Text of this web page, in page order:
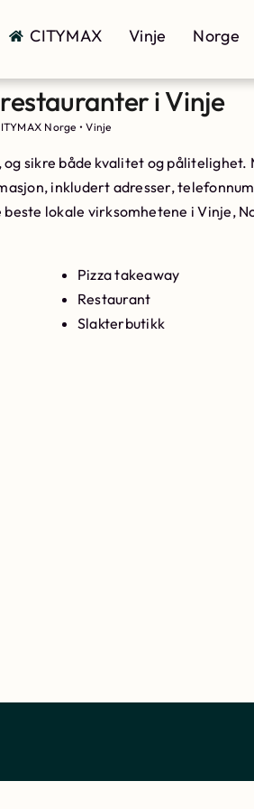
CITYMAX Vinje Norge
i Vinje
Norge •Vinje
sikre både kvalitet og
inkludert adresser,
lokale virksomhetene i Vinje,
Pizza takeaway
Restaurant
Slakterbutikk